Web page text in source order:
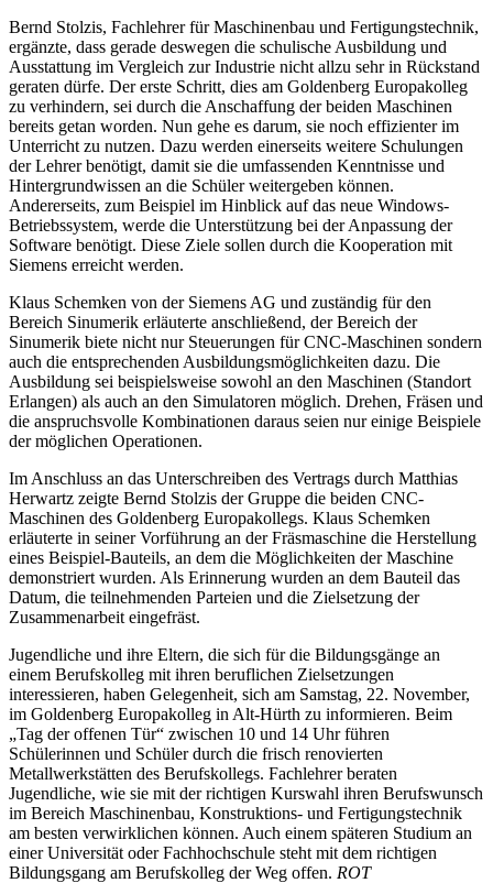
Bernd Stolzis, Fachlehrer für Maschinenbau und Fertigungstechnik,
ergänzte, dass gerade deswegen die schulische Ausbildung und
Ausstattung im Vergleich zur Industrie nicht allzu sehr in Rückstand
geraten dürfe. Der erste Schritt, dies am Goldenberg Europakolleg
zu verhindern, sei durch die Anschaffung der beiden Maschinen
bereits getan worden. Nun gehe es darum, sie noch effizienter im
Unterricht zu nutzen. Dazu werden einerseits weitere Schulungen
der Lehrer benötigt, damit sie die umfassenden Kenntnisse und
Hintergrundwissen an die Schüler weitergeben können.
Andererseits, zum Beispiel im Hinblick auf das neue Windows-
Betriebssystem, werde die Unterstützung bei der Anpassung der
Software benötigt. Diese Ziele sollen durch die Kooperation mit
Siemens erreicht werden.
Klaus Schemken von der Siemens AG und zuständig für den
Bereich Sinumerik erläuterte anschließend, der Bereich der
Sinumerik biete nicht nur Steuerungen für CNC-Maschinen sondern
auch die entsprechenden Ausbildungsmöglichkeiten dazu. Die
Ausbildung sei beispielsweise sowohl an den Maschinen (Standort
Erlangen) als auch an den Simulatoren möglich. Drehen, Fräsen und
die anspruchsvolle Kombinationen daraus seien nur einige Beispiele
der möglichen Operationen.
Im Anschluss an das Unterschreiben des Vertrags durch Matthias
Herwartz zeigte Bernd Stolzis der Gruppe die beiden CNC-
Maschinen des Goldenberg Europakollegs. Klaus Schemken
erläuterte in seiner Vorführung an der Fräsmaschine die Herstellung
eines Beispiel-Bauteils, an dem die Möglichkeiten der Maschine
demonstriert wurden. Als Erinnerung wurden an dem Bauteil das
Datum, die teilnehmenden Parteien und die Zielsetzung der
Zusammenarbeit eingefräst.
Jugendliche und ihre Eltern, die sich für die Bildungsgänge an
einem Berufskolleg mit ihren beruflichen Zielsetzungen
interessieren, haben Gelegenheit, sich am Samstag, 22. November,
im Goldenberg Europakolleg in Alt-Hürth zu informieren. Beim
„Tag der offenen Tür“ zwischen 10 und 14 Uhr führen
Schülerinnen und Schüler durch die frisch renovierten
Metallwerkstätten des Berufskollegs. Fachlehrer beraten
Jugendliche, wie sie mit der richtigen Kurswahl ihren Berufswunsch
im Bereich Maschinenbau, Konstruktions- und Fertigungstechnik
am besten verwirklichen können. Auch einem späteren Studium an
einer Universität oder Fachhochschule steht mit dem richtigen
Bildungsgang am Berufskolleg der Weg offen. ROT